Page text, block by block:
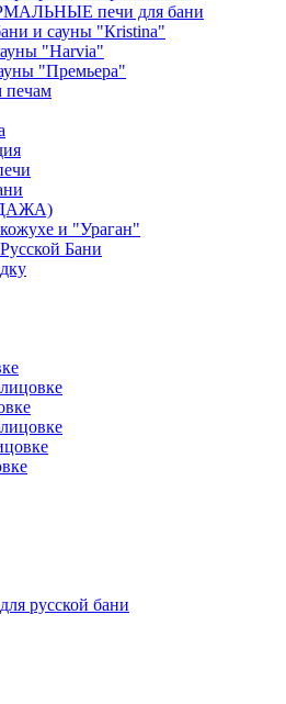
печи для бани
и сауны "Кristina"
"Harvia"
"Премьера"
печам
и "Ураган"
Бани
русской бани